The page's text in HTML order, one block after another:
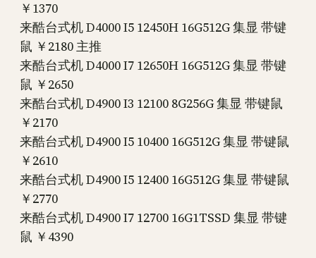
￥1370
来酷台式机 D4000 I5 12450H 16G512G 集显 带键
鼠 ￥2180 主推
来酷台式机 D4000 I7 12650H 16G512G 集显 带键
鼠 ￥2650
来酷台式机 D4900 I3 12100 8G256G 集显 带键鼠
￥2170
来酷台式机 D4900 I5 10400 16G512G 集显 带键鼠
￥2610
来酷台式机 D4900 I5 12400 16G512G 集显 带键鼠
￥2770
来酷台式机 D4900 I7 12700 16G1TSSD 集显 带键
鼠 ￥4390